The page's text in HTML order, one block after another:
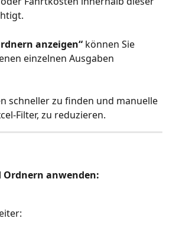
anzeigen“ können Sie
einzelnen Ausgaben
schneller zu finden und manuelle
Filter, zu reduzieren.
Ordnern anwenden: